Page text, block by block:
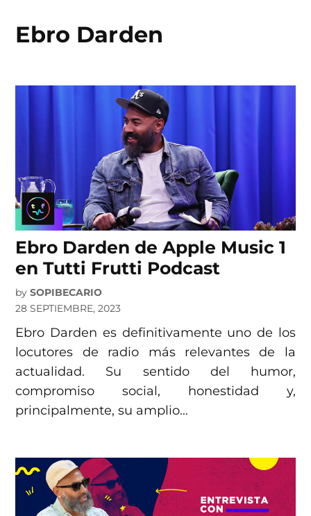
Skip Ebro Darden
Ebro Darden de Apple Music 1
en Tutti Frutti Podcast
by SOPIBECARIO
28 SEPTIEMBRE, 2023
Ebro Darden es definitivamente uno de los
locutores de radio más relevantes de la
actualidad. Su sentido del humor,
compromiso social, honestidad y,
principalmente, su amplio…